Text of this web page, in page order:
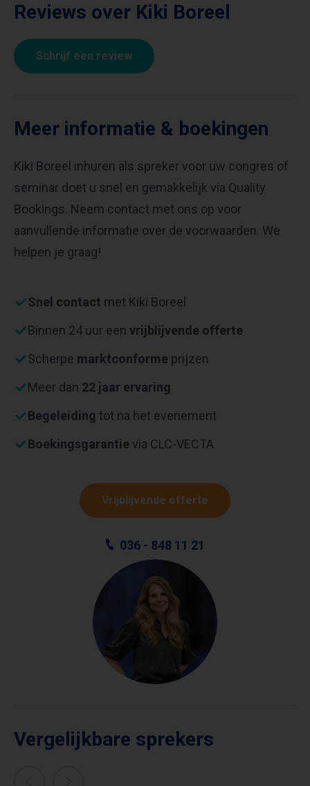
Reviews over Kiki Boreel
Schrijf een review
Meer informatie & boekingen
Kiki Boreel inhuren als spreker voor uw congres of
seminar doet u snel en gemakkelijk via Quality
Bookings. Neem contact met ons op voor
aanvullende informatie over de voorwaarden. We
helpen je graag!
Snel contact met Kiki Boreel
Binnen 24 uur een vrijblijvende offerte
Scherpe marktconforme prijzen
Meer dan 22 jaar ervaring
Begeleiding tot na het evenement
Boekingsgarantie via CLC-VECTA
Vrijblijvende offerte
036 - 848 11 21
Vergelijkbare sprekers